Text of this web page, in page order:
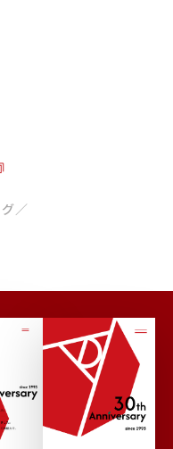
／